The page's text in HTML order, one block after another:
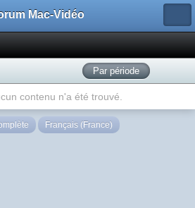
Mac-Vidéo
Par période
contenu n'a été trouvé.
Français (France)